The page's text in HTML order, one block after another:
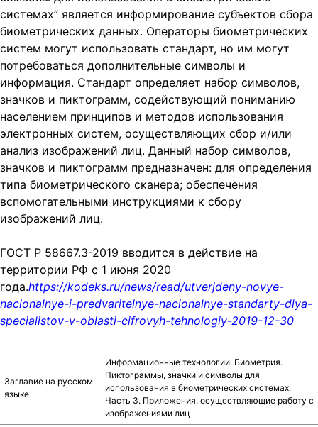
системах” является информирование субъектов сбора
биометрических данных. Операторы биометрических
систем могут использовать стандарт, но им могут
потребоваться дополнительные символы и
информация. Стандарт определяет набор символов,
значков и пиктограмм, содействующий пониманию
населением принципов и методов использования
электронных систем, осуществляющих сбор и/или
анализ изображений лиц. Данный набор символов,
значков и пиктограмм предназначен: для определения
типа биометрического сканера; обеспечения
вспомогательными инструкциями к сбору
изображений лиц.
ГОСТ Р 58667.3-2019 вводится в действие на
территории РФ с 1 июня 2020
года.https://kodeks.ru/news/read/utverjdeny-novye-
nacionalnye-i-predvaritelnye-nacionalnye-standarty-dlya-
specialistov-v-oblasti-cifrovyh-tehnologiy-2019-12-30
Заглавие на русском
языке
Информационные технологии. Биометрия.
Пиктограммы, значки и символы для
использования в биометрических системах.
Часть 3. Приложения, осуществляющие работу с
изображениями лиц